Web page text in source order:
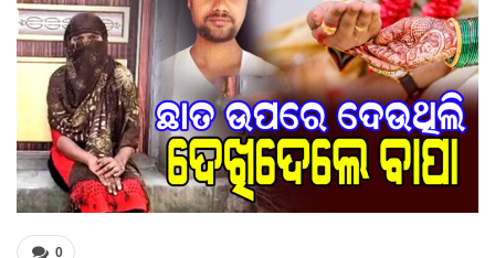
0